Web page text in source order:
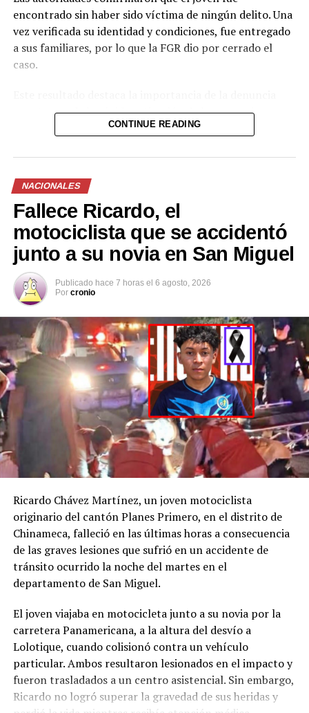
encontrado sin haber sido víctima de ningún delito. Una
vez verificada su identidad y condiciones, fue entregado
a sus familiares, por lo que la FGR dio por cerrado el
caso.
oportuna y de la rápida activación de los mecanismos
interinstitucionales de búsqueda. La coordinación entre
tiempo relativamente corto y descartar cualquier
situación de riesgo o hecho delictivo.
Casos como este refuerzan la necesidad de que la
población reporte de forma inmediata cualquier
desaparición, ya que la intervención temprana aumenta
significativamente las posibilidades de un desenlace
favorable.
Después de recibir la
denuncia por la
desaparición de H. D.
C., la@FGR_SVactivó
el protocolo de
búsqueda, en
coordinación con la
@PNCSV.
Afortunadamente, ha
sido localizado sin ser
víctima de ningún
delito.
pic.twitter.com/
— Fiscalía General de
la República El
Salvador (@FGR_SV)
CONTINUE READING
NACIONALES
Fallece Ricardo, el
motociclista que se accidentó
junto a su novia en San Miguel
Publicado hace 7 horas el 6 agosto, 2026
Por cronio
Ricardo Chávez Martínez, un joven motociclista
originario del cantón Planes Primero, en el distrito de
Chinameca, falleció en las últimas horas a consecuencia
de las graves lesiones que sufrió en un accidente de
tránsito ocurrido la noche del martes en el
departamento de San Miguel.
El joven viajaba en motocicleta junto a su novia por la
carretera Panamericana, a la altura del desvío a
Lolotique, cuando colisionó contra un vehículo
particular. Ambos resultaron lesionados en el impacto y
fueron trasladados a un centro asistencial. Sin embargo,
Ricardo no logró superar la gravedad de sus heridas y